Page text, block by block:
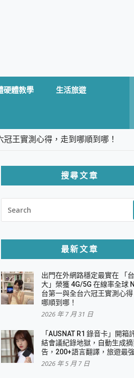
硬體教學 生活旅遊
王實測心得，走到哪順到哪！
Solo 3 2.5K高畫質戶外攝影機 開
Copilot+ PC
IP69K 高防護
篇全看懂
｜結合「 智慧投影 & 煥彩流動 」
輕量無線電競滑鼠 開箱 評測
大放送
電源 開箱 評測
搜尋文章
FOR:
最新文章
出門在外網路穩定最實在 「
大」榮獲 4G/5G 在線率全球
台第一與全台六冠王實測心
哪順到哪！
2026 年 7 月 31 日
「AUSNAT R1 錄音卡」開箱
結會議紀錄地獄，自動生成
告，200+語言翻譯，旅遊最
2026 年 5 月 7 日